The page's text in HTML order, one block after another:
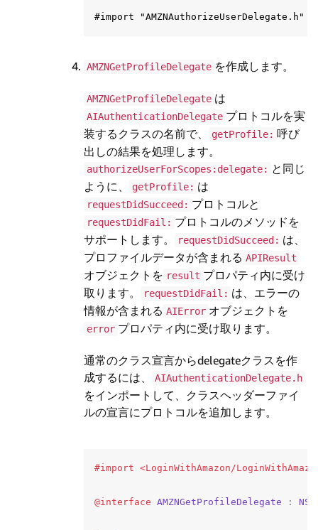
AMZNGetProfileDelegate を作成します。
AMZNGetProfileDelegate は
AIAuthenticationDelegate プロトコルを実
装するクラスの名前で、
getProfile: 呼び
出しの結果を処理します。
authorizeUserForScopes:delegate: と同じ
ように、
getProfile: は
requestDidSucceed: プロトコルと
requestDidFail: プロトコルのメソッドを
サポートします。
requestDidSucceed: は、
プロファイルデータが含まれる APIResult
オブジェクトを result プロパティ内に受け
取ります。
requestDidFail: は、エラーの
情報が含まれる AIError オブジェクトを
error プロパティ内に受け取ります。
通常のクラス宣言からdelegateクラスを作
成するには、
AIAuthenticationDelegate.h
をインポートして、クラスヘッダーファイ
ルの宣言にプロトコルを追加します。
@interface AMZNGetProfileDelegate :